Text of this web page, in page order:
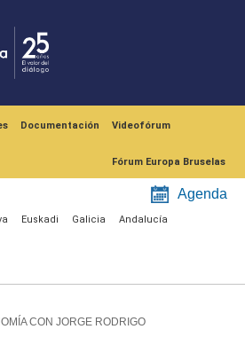
Documentación Videofórum
Fórum Europa Bruselas
Agenda
Euskadi Galicia Andalucía
CON JORGE RODRIGO